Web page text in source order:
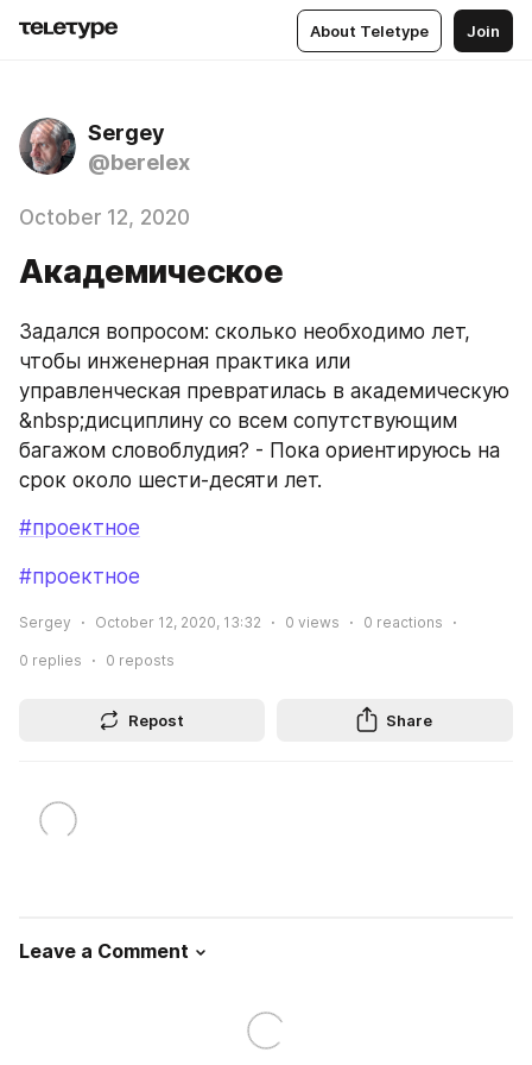
About Teletype Join
Sergey
@berelex
October 12, 2020
Академическое
Задался вопросом: сколько необходимо лет,
чтобы инженерная практика или
управленческая превратилась в академическую
&nbsp;дисциплину со всем сопутствующим
багажом словоблудия? - Пока ориентируюсь на
срок около шести-десяти лет.
#проектное
#проектное
Sergey October 12, 2020, 13:32 0 views 0 reactions
0 replies 0 reposts
Repost Share
Leave a Comment